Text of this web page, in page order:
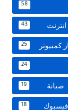
58
انترنت 43
كمبيوتر 25
24
صيانة 19
فيسبوك 18